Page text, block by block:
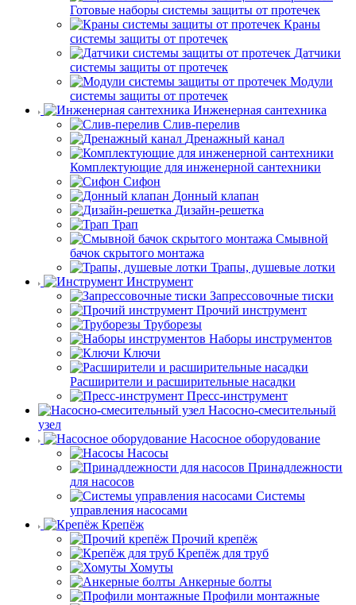
Готовые наборы системы защиты от протечек
Краны
системы защиты от протечек
Датчики
системы защиты от протечек
Модули
системы защиты от протечек
Инженерная сантехника
Слив-перелив
Дренажный канал
Комплектующие для инженерной сантехники
Сифон
Донный клапан
Дизайн-решетка
Трап
Смывной
бачок скрытого монтажа
Трапы, душевые лотки
Инструмент
Запрессовочные тиски
Прочий инструмент
Труборезы
Наборы инструментов
Ключи
Расширители и расширительные насадки
Пресс-инструмент
Насосно-смесительный
узел
Насосное оборудование
Насосы
Принадлежности
для насосов
Системы
управления насосами
Крепёж
Прочий крепёж
Крепёж для труб
Хомуты
Анкерные болты
Профили монтажные